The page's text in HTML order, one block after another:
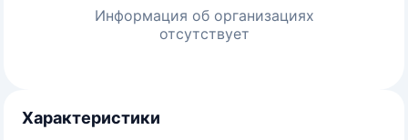
Информация об организациях
отсутствует
Характеристики